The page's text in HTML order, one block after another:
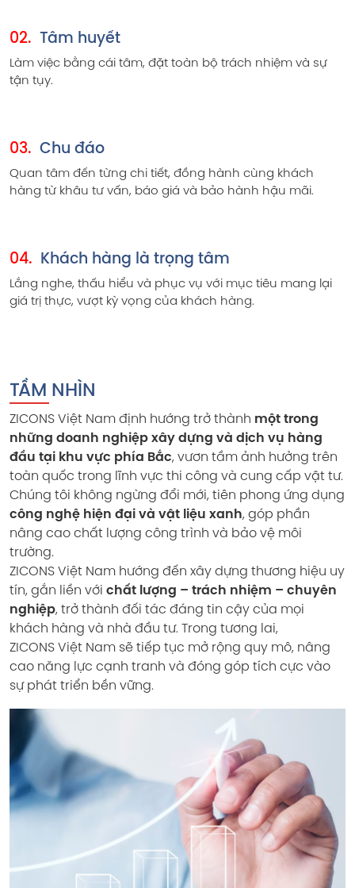
02. Tâm huyết
Làm việc bằng cái tâm, đặt toàn bộ trách nhiệm và sự
tận tụy.
03. Chu đáo
Quan tâm đến từng chi tiết, đồng hành cùng khách
hàng từ khâu tư vấn, báo giá và bảo hành hậu mãi.
04. Khách hàng là trọng tâm
Lắng nghe, thấu hiểu và phục vụ với mục tiêu mang lại
giá trị thực, vượt kỳ vọng của khách hàng.
TẦM NHÌN
ZICONS Việt Nam định hướng trở thành một trong
những doanh nghiệp xây dựng và dịch vụ hàng
đầu tại khu vực phía Bắc, vươn tầm ảnh hưởng trên
toàn quốc trong lĩnh vực thi công và cung cấp vật tư.
Chúng tôi không ngừng đổi mới, tiên phong ứng dụng
công nghệ hiện đại và vật liệu xanh, góp phần
nâng cao chất lượng công trình và bảo vệ môi
trường.
ZICONS Việt Nam hướng đến xây dựng thương hiệu uy
tín, gắn liền với chất lượng – trách nhiệm – chuyên
nghiệp, trở thành đối tác đáng tin cậy của mọi
khách hàng và nhà đầu tư. Trong tương lai,
ZICONS Việt Nam sẽ tiếp tục mở rộng quy mô, nâng
cao năng lực cạnh tranh và đóng góp tích cực vào
sự phát triển bền vững.